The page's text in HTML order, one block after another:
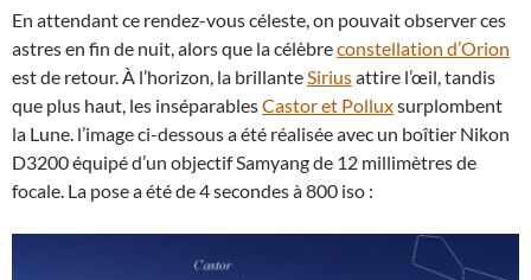
En attendant ce rendez-vous céleste, on pouvait observer ces
astres en fin de nuit, alors que la célèbreconstellation d’Orion
est de retour. À l’horizon, la brillanteSiriusattire l’œil, tandis
que plus haut, les inséparablesCastor et Polluxsurplombent
la Lune. l’image ci-dessous a été réalisée avec un boîtier Nikon
D3200 équipé d’un objectif Samyang de 12 millimètres de
focale. La pose a été de 4 secondes à 800 iso :